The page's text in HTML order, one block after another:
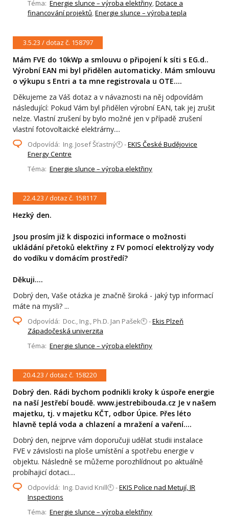
Téma: Energie slunce – výroba elektřiny,Dotace a
financování projektů,Energie slunce – výroba tepla
3.5.23 / dotaz č. 158797
Mám FVE do 10kWp a smlouvu o připojení k síti s EG.d..
Výrobní EAN mi byl přidělen automaticky. Mám smlouvu
o výkupu s Entri a ta mne registrovala u OTE....
Děkujeme za Váš dotaz a v návaznosti na něj odpovídám
následující: Pokud Vám byl přidělen výrobní EAN, tak jej zrušit
nelze. Vlastní zrušení by bylo možné jen v případě zrušení
vlastní fotovoltaické elektrárny....
Odpovídá: Ing. Josef Šťastný🕙 -EKIS České Budějovice
Energy Centre
Téma: Energie slunce – výroba elektřiny
22.4.23 / dotaz č. 158117
Hezký den.
Jsou prosím již k dispozici informace o možnosti
ukládání přetoků elektřiny z FV pomocí elektrolýzy vody
do vodíku v domácím prostředí?
Děkuji....
Dobrý den, Vaše otázka je značně široká - jaký typ informací
máte na mysli? ...
Odpovídá: Doc., Ing., Ph.D. Jan Pašek🕙 -Ekis Plzeň
Západočeská univerzita
Téma: Energie slunce – výroba elektřiny
20.4.23 / dotaz č. 158220
Dobrý den. Rádi bychom podnikli kroky k úspoře energie
na naší Jestřebí boudě. www.jestrebibouda.cz Je v našem
majetku, tj. v majetku KČT, odbor Úpice. Přes léto
hlavně teplá voda a chlazení a mražení a vaření....
Dobrý den, nejprve vám doporučuji udělat studii instalace
FVE v závislosti na ploše umístění a spotřebu energie v
objektu. Následně se můžeme porozhlídnout po aktuálně
probíhajicí dotaci....
Odpovídá: Ing. David Knill🕙 -EKIS Police nad Metují, IR
Inspections
Téma: Energie slunce – výroba elektřiny